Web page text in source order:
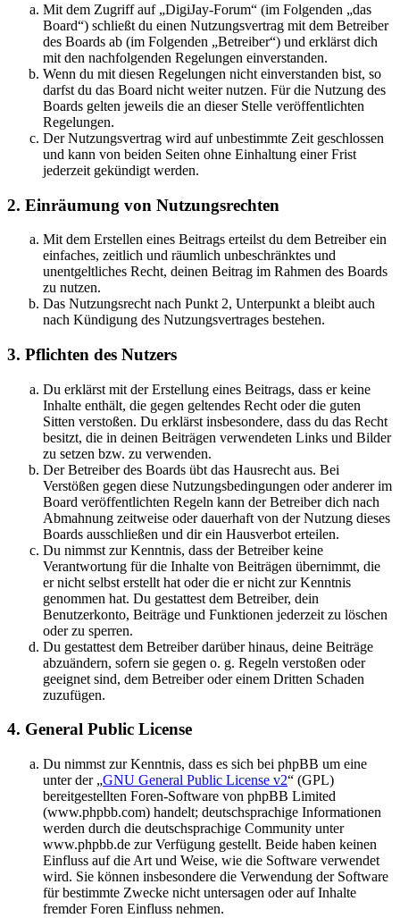
Mit dem Zugriff auf „DigiJay-Forum“ (im Folgenden „das
Board“) schließt du einen Nutzungsvertrag mit dem Betreiber
des Boards ab (im Folgenden „Betreiber“) und erklärst dich
mit den nachfolgenden Regelungen einverstanden.
Wenn du mit diesen Regelungen nicht einverstanden bist, so
darfst du das Board nicht weiter nutzen. Für die Nutzung des
Boards gelten jeweils die an dieser Stelle veröffentlichten
Regelungen.
Der Nutzungsvertrag wird auf unbestimmte Zeit geschlossen
und kann von beiden Seiten ohne Einhaltung einer Frist
jederzeit gekündigt werden.
2. Einräumung von Nutzungsrechten
Mit dem Erstellen eines Beitrags erteilst du dem Betreiber ein
einfaches, zeitlich und räumlich unbeschränktes und
unentgeltliches Recht, deinen Beitrag im Rahmen des Boards
zu nutzen.
Das Nutzungsrecht nach Punkt 2, Unterpunkt a bleibt auch
nach Kündigung des Nutzungsvertrages bestehen.
3. Pflichten des Nutzers
Du erklärst mit der Erstellung eines Beitrags, dass er keine
Inhalte enthält, die gegen geltendes Recht oder die guten
Sitten verstoßen. Du erklärst insbesondere, dass du das Recht
besitzt, die in deinen Beiträgen verwendeten Links und Bilder
zu setzen bzw. zu verwenden.
Der Betreiber des Boards übt das Hausrecht aus. Bei
Verstößen gegen diese Nutzungsbedingungen oder anderer im
Board veröffentlichten Regeln kann der Betreiber dich nach
Abmahnung zeitweise oder dauerhaft von der Nutzung dieses
Boards ausschließen und dir ein Hausverbot erteilen.
Du nimmst zur Kenntnis, dass der Betreiber keine
Verantwortung für die Inhalte von Beiträgen übernimmt, die
er nicht selbst erstellt hat oder die er nicht zur Kenntnis
genommen hat. Du gestattest dem Betreiber, dein
Benutzerkonto, Beiträge und Funktionen jederzeit zu löschen
oder zu sperren.
Du gestattest dem Betreiber darüber hinaus, deine Beiträge
abzuändern, sofern sie gegen o. g. Regeln verstoßen oder
geeignet sind, dem Betreiber oder einem Dritten Schaden
zuzufügen.
4. General Public License
Du nimmst zur Kenntnis, dass es sich bei phpBB um eine
unter der „GNU General Public License v2“ (GPL)
bereitgestellten Foren-Software von phpBB Limited
(www.phpbb.com) handelt; deutschsprachige Informationen
werden durch die deutschsprachige Community unter
www.phpbb.de zur Verfügung gestellt. Beide haben keinen
Einfluss auf die Art und Weise, wie die Software verwendet
wird. Sie können insbesondere die Verwendung der Software
für bestimmte Zwecke nicht untersagen oder auf Inhalte
fremder Foren Einfluss nehmen.